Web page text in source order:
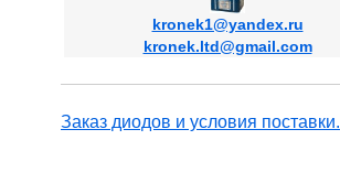
kronek1@yandex.ru
kronek.ltd@gmail.com
Заказ диодов и условия поставки.